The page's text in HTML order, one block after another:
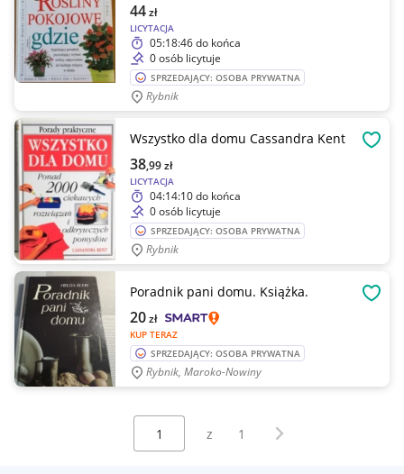
LICYTACJA
44zł
05:18:46do końca
0 osób licytuje
SPRZEDAJĄCY: OSOBA PRYWATNA
Rybnik
Wszystko dla domu Cassandra Kent
LICYTACJA
38,99zł
04:14:10do końca
0 osób licytuje
SPRZEDAJĄCY: OSOBA PRYWATNA
Rybnik
Poradnik pani domu. Książka.
KUP TERAZ
20zł
SPRZEDAJĄCY: OSOBA PRYWATNA
Rybnik, Maroko-Nowiny
Wybierz stronę:
z 1 Następna strona